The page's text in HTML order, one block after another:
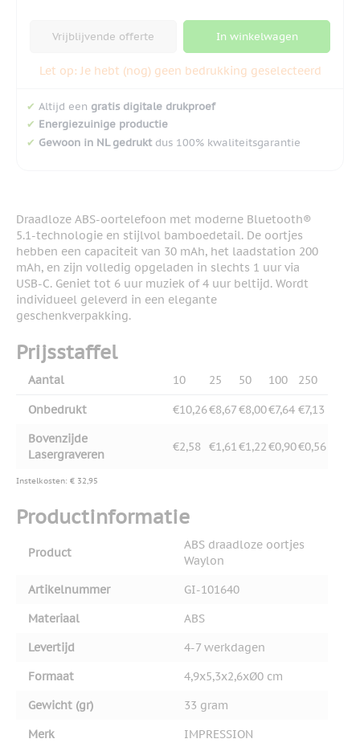
Vrijblijvende offerte In winkelwagen
Let op: Je hebt (nog) geen bedrukking geselecteerd
✔ Altijd een gratis digitale drukproef
✔ Energiezuinige productie
✔ Gewoon in NL gedruktdus 100% kwaliteitsgarantie
Draadloze ABS-oortelefoon met moderne Bluetooth®
5.1-technologie en stijlvol bamboedetail. De oortjes
hebben een capaciteit van 30 mAh, het laadstation 200
mAh, en zijn volledig opgeladen in slechts 1 uur via
USB-C. Geniet tot 6 uur muziek of 4 uur beltijd. Wordt
individueel geleverd in een elegante
geschenkverpakking.
Prijsstaffel
Aantal 10 25 50 100 250
Onbedrukt €10,26€8,67€8,00€7,64 €7,13
Bovenzijde
Lasergraveren
€2,58 €1,61€1,22€0,90€0,56
Instelkosten: € 32,95
Productinformatie
Product
ABS draadloze oortjes
Waylon
Artikelnummer
GI-101640
Materiaal
ABS
Levertijd
4-7 werkdagen
Formaat
4,9x5,3x2,6xØ0 cm
Gewicht (gr)
33 gram
Merk
IMPRESSION